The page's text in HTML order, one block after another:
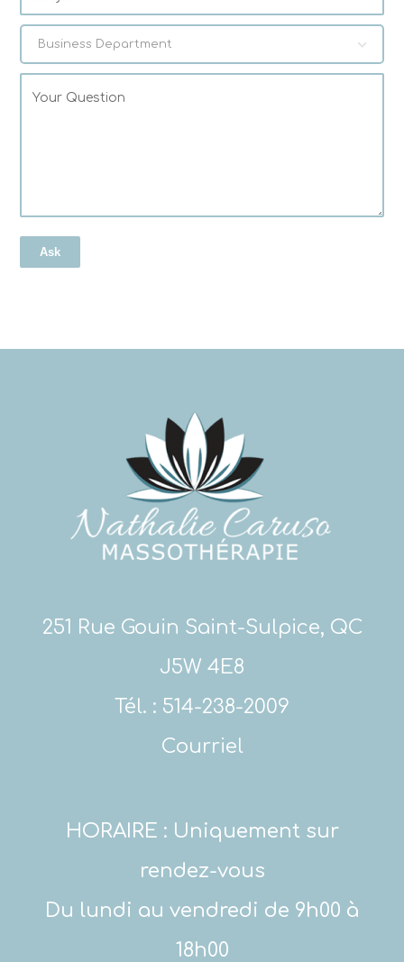
Business Department
Ask
251 Rue Gouin Saint-Sulpice, QC
J5W 4E8
Tél. : 514-238-2009
Courriel
HORAIRE : Uniquement sur
rendez-vous
Du lundi au vendredi de 9h00 à
18h00